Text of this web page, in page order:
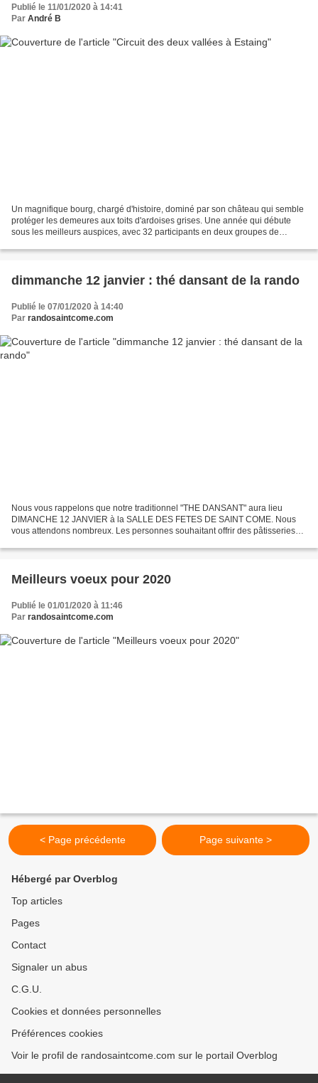
Publié le 11/01/2020 à 14:41
Par André B
Un magnifique bourg, chargé d'histoire, dominé par son château qui semble
protéger les demeures aux toits d'ardoises grises. Une année qui débute
sous les meilleurs auspices, avec 32 participants en deux groupes de
dimmanche 12 janvier : thé dansant de la rando
Publié le 07/01/2020 à 14:40
Par randosaintcome.com
Nous vous rappelons que notre traditionnel "THE DANSANT" aura lieu
DIMANCHE 12 JANVIER à la SALLE DES FETES DE SAINT COME. Nous
vous attendons nombreux. Les personnes souhaitant offrir des pâtisseries
Meilleurs voeux pour 2020
Publié le 01/01/2020 à 11:46
Par randosaintcome.com
< Page précédente Page suivante >
Hébergé par Overblog
Top articles
Pages
Contact
Signaler un abus
C.G.U.
Cookies et données personnelles
Préférences cookies
Voir le profil de randosaintcome.com sur le portail Overblog